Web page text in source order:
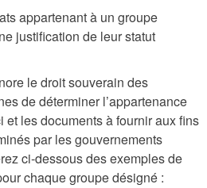
appartenant à un groupe
justification de leur statut
le droit souverain des
de déterminer l’appartenance
les documents à fournir aux fins
par les gouvernements
ci-dessous des exemples de
chaque groupe désigné :